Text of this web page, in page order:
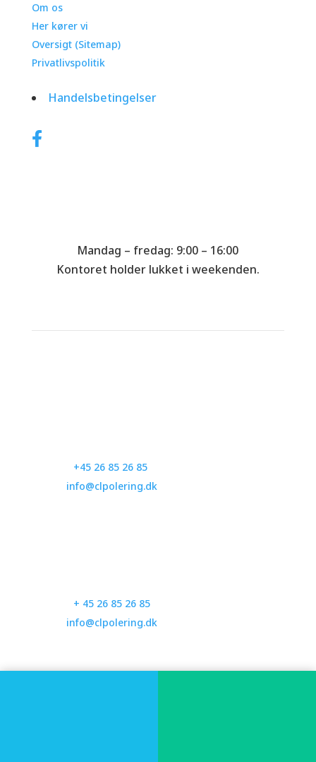
Om os
Her kører vi
Oversigt (Sitemap)
Privatlivspolitik
Handelsbetingelser
Mandag – fredag: 9:00 – 16:00
Kontoret holder lukket i weekenden.
+45 26 85 26 85
info@clpolering.dk
+ 45 26 85 26 85
info@clpolering.dk
CL Polering Lyngby